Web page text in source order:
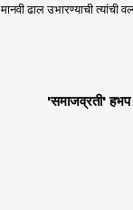
मानवी ढाल उभारण्याची त्यांची
'समाजव्रती'